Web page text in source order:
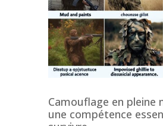
Camouflage en pleine
une compétence